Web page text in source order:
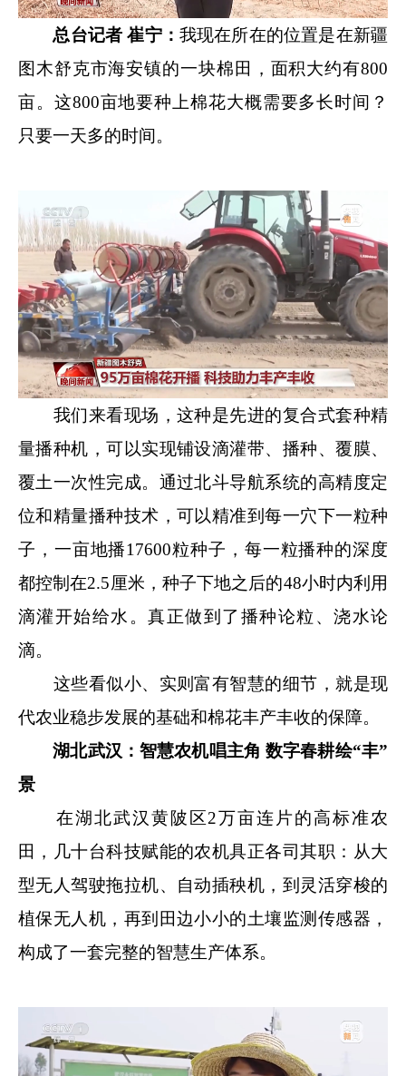
总台记者 崔宁： 我现在所在的位置是在新疆
图木舒克市海安镇的一块棉田，面积大约有800
亩。这800亩地要种上棉花大概需要多长时间？
只要一天多的时间。
我们来看现场，这种是先进的复合式套种精
量播种机，可以实现铺设滴灌带、播种、覆膜、
覆土一次性完成。通过北斗导航系统的高精度定
位和精量播种技术，可以精准到每一穴下一粒种
子，一亩地播17600粒种子，每一粒播种的深度
都控制在2.5厘米，种子下地之后的48小时内利用
滴灌开始给水。真正做到了播种论粒、浇水论
滴。
这些看似小、实则富有智慧的细节，就是现
代农业稳步发展的基础和棉花丰产丰收的保障。
湖北武汉：智慧农机唱主角 数字春耕绘“丰”
景
在湖北武汉黄陂区2万亩连片的高标准农
田，几十台科技赋能的农机具正各司其职：从大
型无人驾驶拖拉机、自动插秧机，到灵活穿梭的
植保无人机，再到田边小小的土壤监测传感器，
构成了一套完整的智慧生产体系。